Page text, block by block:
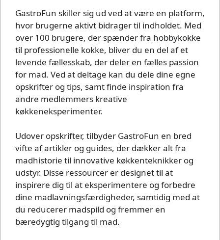
GastroFun skiller sig ud ved at være en platform,
hvor brugerne aktivt bidrager til indholdet. Med
over 100 brugere, der spænder fra hobbykokke
til professionelle kokke, bliver du en del af et
levende fællesskab, der deler en fælles passion
for mad. Ved at deltage kan du dele dine egne
opskrifter og tips, samt finde inspiration fra
andre medlemmers kreative
køkkeneksperimenter.
Udover opskrifter, tilbyder GastroFun en bred
vifte af artikler og guides, der dækker alt fra
madhistorie til innovative køkkenteknikker og
udstyr. Disse ressourcer er designet til at
inspirere dig til at eksperimentere og forbedre
dine madlavningsfærdigheder, samtidig med at
du reducerer madspild og fremmer en
bæredygtig tilgang til mad.